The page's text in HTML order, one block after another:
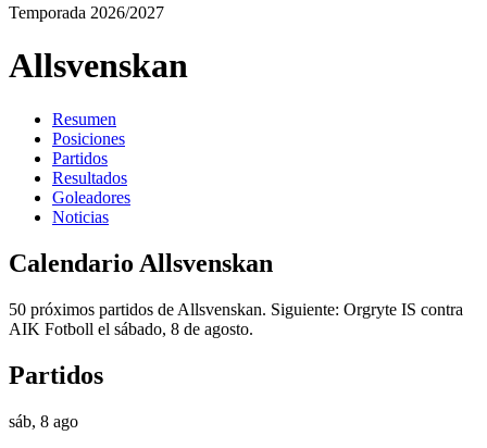
Temporada 2026/2027
Allsvenskan
Resumen
Posiciones
Partidos
Resultados
Goleadores
Noticias
Calendario Allsvenskan
50 próximos partidos de Allsvenskan. Siguiente: Orgryte IS contra
AIK Fotboll el sábado, 8 de agosto.
Partidos
sáb, 8 ago